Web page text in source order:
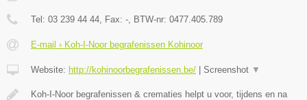
Tel: 03 239 44 44 , Fax: - , BTW-nr: 0477.405.789
E-mail › Koh-I-Noor begrafenissen Kohinoor
Website: http://kohinoorbegrafenissen.be/ | Screenshot ▼
Koh-I-Noor begrafenissen & crematies helpt u voor, tijdens en na